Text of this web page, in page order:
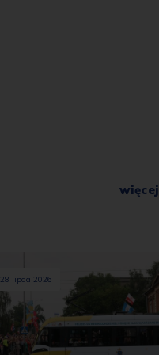
więcej
28 lipca 2026